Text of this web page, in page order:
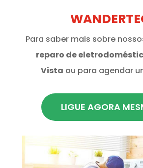
Para saber mais sobre
reparo de
Vista ou para agendar
LIGUE AGORA